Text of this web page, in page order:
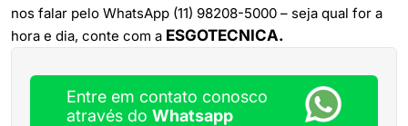
nos falar pelo WhatsApp (11) 98208-5000 – seja qual for a
hora e dia, conte com a ESGOTECNICA.
Entre em contato conosco
através do Whatsapp